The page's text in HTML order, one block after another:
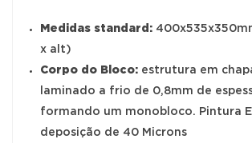
Medidas standard:
x alt)
Corpo do Bloco: estrutura em
laminado a frio de 0,8mm de
formando um monobloco. Pintura
deposição de 40 Microns